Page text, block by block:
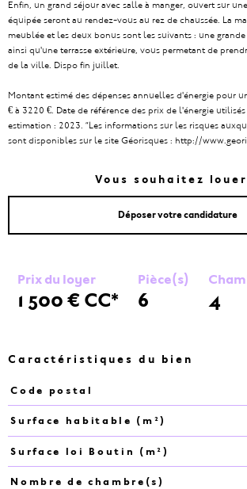
Enfin, un grand séjour avec salle à manger, ouvert sur
équipée seront au rendez-vous au rez de chaussée. La
meublée et les deux bonus sont les suivants : une
ainsi qu'une terrasse extérieure, vous permetant de
de la ville. Dispo fin juillet.
Montant estimé des dépenses annuelles d'énergie pour
€ à 3220 €. Date de référence des prix de l'énergie
estimation : 2023. “Les informations sur les risques
sont disponibles sur le site Géorisques : http://
Vous souhaitez louer
Déposer votre candidature
Prix du loyer
1 500 € CC*
Pièce(s)
6 4
Caractéristiques du bien
Caractéristiques Valeurs
Code postal
Surface habitable (m²)
Surface loi Boutin (m²)
Nombre de chambre(s)